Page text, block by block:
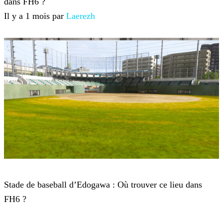
Il y a 1 mois par Laerezh
Stade de baseball d’Edogawa : Où trouver ce lieu dans
FH6 ?